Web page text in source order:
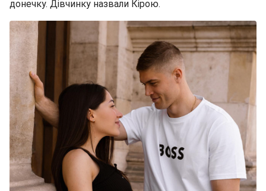
донечку. Дівчинку назвали Кірою.